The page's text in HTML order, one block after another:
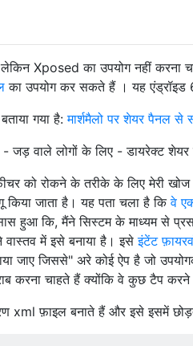
लेकिन Xposed का उपयोग नहीं
का उपयोग कर सकते हैं । यह एंड्रॉइड
गया है:मार्शमैलो पर शेयर पैनल से
जड़ वाले लोगों के लिए - डायरेक्ट
को रोकने के तरीके के लिए मेरी खोज
किया जाता है। यह पता चला है किवे
हुआ कि, मैंने सिस्टम के माध्यम से
वास्तव में इसे बनाया है। इसेइंटेंट
जाए जिससे" अरे कोई ऐप है जो
करना चाहते हैं क्योंकि वे कुछ टैप करने
xml फ़ाइल बनाते हैं और इसे इसमें